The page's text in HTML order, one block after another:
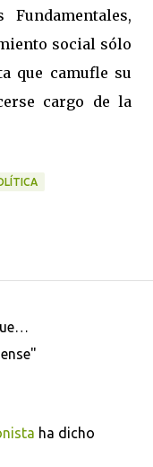
Fundamentales,
social sólo
que camufle su
cargo de la
ha dicho